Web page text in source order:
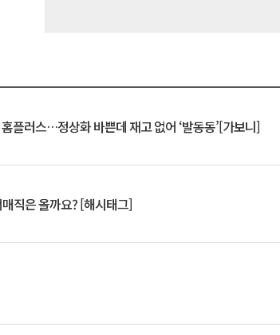
플러스…정상화 바쁜데 재고 없어 ‘발동동’[가보니]
직은 올까요? [해시태그]